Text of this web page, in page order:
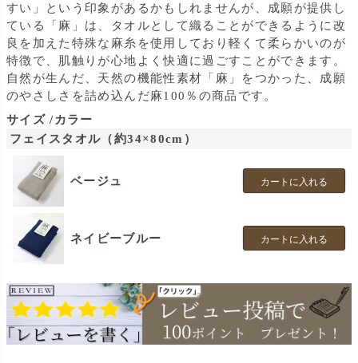
すい」という印象があるかもしれませんが、成願が提供し
ている「麻」は、タオルとして織ることができるように改
良を加えた特殊な麻糸を使用しており軽くて柔らかいのが
特徴で、肌触りが心地よく快適に過ごすことができます。
自然が生んだ、天然の機能性素材「麻」をつかった、成願
のやさしさを詰め込んだ麻100％の商品です。
サイズ
カラー
フェイスタオル（約34×80cm）
ベージュ カートに入れる
ネイビーブルー カートに入れる